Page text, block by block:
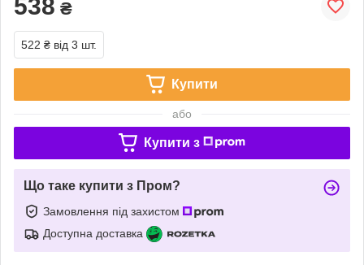
538 ₴
522 ₴ від 3 шт.
Купити
або
Купити з
Що таке купити з Пром?
Замовлення під захистом
Доступна доставка